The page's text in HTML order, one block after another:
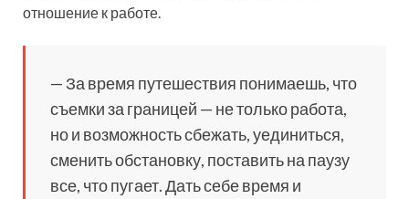
отношение к работе.
— За время путешествия понимаешь, что
съемки за границей — не только работа,
но и возможность сбежать, уединиться,
сменить обстановку, поставить на паузу
все, что пугает. Дать себе время и